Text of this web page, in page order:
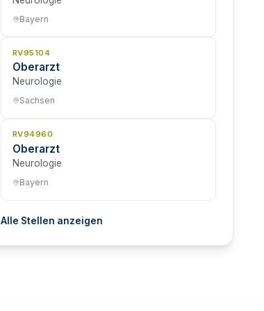
Bayern
RV95104
Oberarzt
Neurologie
Sachsen
RV94960
Oberarzt
Neurologie
Bayern
Alle Stellen anzeigen